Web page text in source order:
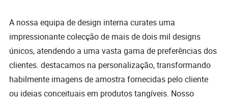
A nossa equipa de design interna curates uma
impressionante colecção de mais de dois mil designs
únicos, atendendo a uma vasta gama de preferências dos
clientes. destacamos na personalização, transformando
habilmente imagens de amostra fornecidas pelo cliente
ou ideias conceituais em produtos tangíveis. Nosso